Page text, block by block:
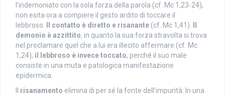
l’indemoniato con la sola forza della parola (cf. Mc 1,23-24),
non esita ora a compiere il gesto ardito di toccare il
lebbroso.
Il contatto è diretto e risanante (cf. Mc 1,41).
demonio è azzittito, in quanto la sua forza stravolta si trova
nel proclamare quel che a lui era illecito affermare (cf. Mc
1,24); il lebbroso è invece toccato, perché il suo male
consiste in una muta e patologica manifestazione
epidermica.
risanamento elimina di per sé la fonte dell’impurità. In una